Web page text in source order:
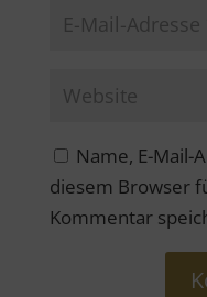
Name, E-Mail-
diesem Browser
Kommentar